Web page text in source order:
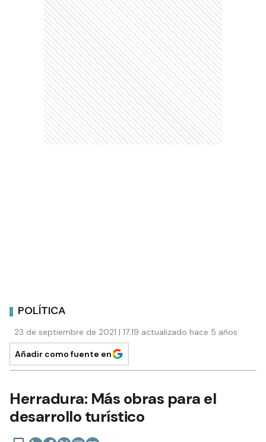
POLÍTICA
23 de septiembre de 2021 | 17:19 actualizado hace 5 años
Añadir como fuente en
Herradura: Más obras para el
desarrollo turístico